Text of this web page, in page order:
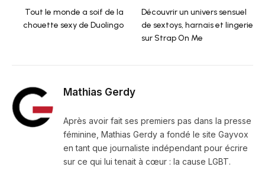
Tout le monde a soif de la
chouette sexy de Duolingo
Découvrir un univers sensuel
de sextoys, harnais et lingerie
sur Strap On Me
Mathias Gerdy
Après avoir fait ses premiers pas dans la presse
féminine, Mathias Gerdy a fondé le site Gayvox
en tant que journaliste indépendant pour écrire
sur ce qui lui tenait à cœur : la cause LGBT.